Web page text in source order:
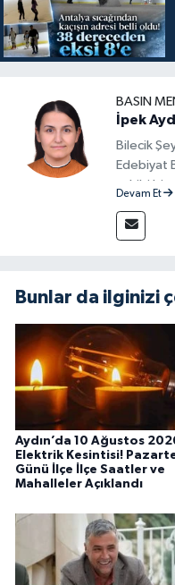
BASIN
İpek
Bilecik
Edebiyat
sahibi
güvenilir
alanlarda
fayda
Devam Et
Bunlar da ilginizi
Aydın’da 10 Ağustos
Elektrik Kesintisi!
Günü İlçe İlçe Saatler ve
Mahalleler Açıklandı